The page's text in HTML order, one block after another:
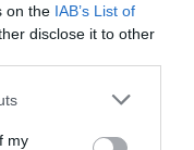
on the IAB’s List of
disclose it to other
my